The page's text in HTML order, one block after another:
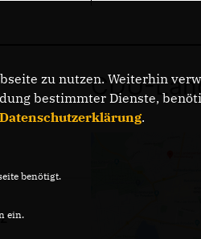
CDU-
zu nutzen. Weiterhin
bestimmter Dienste,
Datenschutzerklärung.
benötigt.
ein.